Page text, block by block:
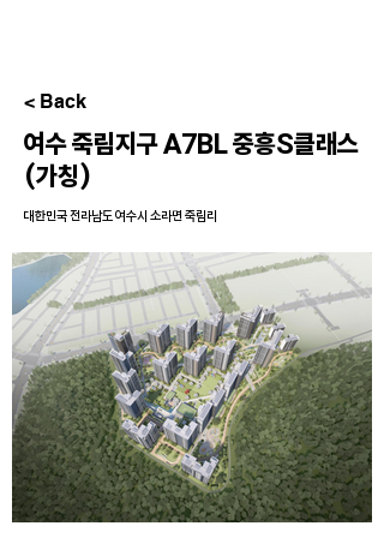
< Back
여수 죽림지구 A7BL 중흥S클래스
(가칭)
대한민국 전라남도 여수시 소라면 죽림리